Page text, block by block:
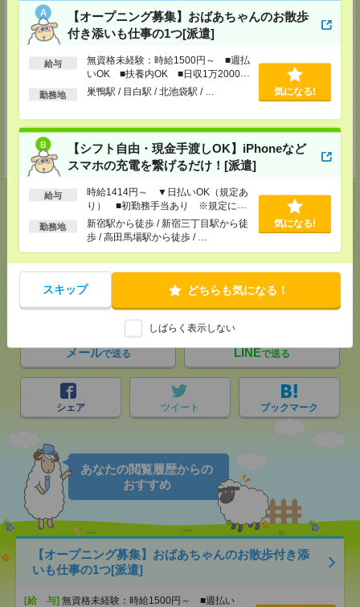
【オープニング募集】おばあちゃんのお散歩
付き添いも仕事の1つ[派遣]
給与
無資格未経験：時給1500円～ ■週払
いOK ■扶養内OK ■日収1万2000円
以上
勤務地 巣鴨駅 / 目白駅 / 北池袋駅 / … 気になる!
【シフト自由・現金手渡しOK】iPhoneなど
スマホの充電を繋げるだけ！[派遣]
給与
時給1414円～ ▼日払いOK（規定あ
り） ■初勤務手当あり ※規定によ
る
勤務地
新宿駅から徒歩 / 新宿三丁目駅から徒
歩 / 高田馬場駅から徒歩 / …
気になる!
スキップ どちらも気になる！
しばらく表示しない
〒320-0811 栃木県宇都宮市大通り1-2-11 フコク生命ビル4F
TEL：0120-921-871
MAIL：worker@nissonet.co.jp
担当：採用担当者
受付可能日時：9:30-19:00 ※電話受付時間⇒9:30-21:00
埼玉県さいたま市大宮区仲町2-23-2 大宮仲町センタービル3F（さいたま
TEL：0120-921-871
MAIL：worker@nissonet.co.jp
担当：採用担当者
受付可能日時：9:30-19:00 ※電話受付時間⇒9:30-21:00
応募ページへ
気になる！
メールで送る LINEで送る
シェア ツイート ブックマーク
あなたの閲覧履歴からの
おすすめ
【オープニング募集】おばあちゃんのお散歩付き添
いも仕事の1つ[派遣]
[給 与] 無資格未経験：時給1500円～ ■週払い